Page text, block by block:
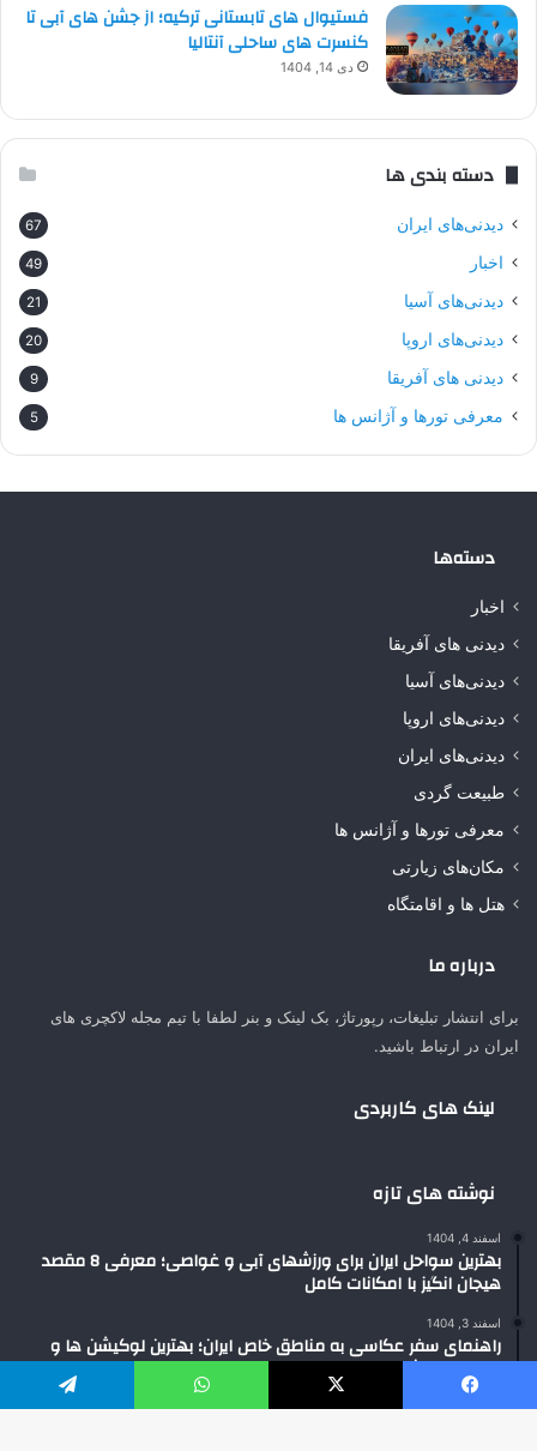
فستیوال های تابستانی ترکیه؛ از جشن های آبی تا
کنسرت های ساحلی آنتالیا
دی 14, 1404
دسته بندی ها
دیدنی‌های ایران 67
اخبار 49
دیدنی‌های آسیا 21
دیدنی‌های اروپا 20
دیدنی های آفریقا 9
معرفی تورها و آژانس ها 5
دسته‌ها
اخبار
دیدنی های آفریقا
دیدنی‌های آسیا
دیدنی‌های اروپا
دیدنی‌های ایران
طبیعت گردی
معرفی تورها و آژانس ها
مکان‌های زیارتی
هتل ها و اقامتگاه
درباره ما
برای انتشار تبلیغات، رپورتاژ، بک لینک و بنر لطفا با تیم مجله لاکچری های
ایران در ارتباط باشید.
لینک های کاربردی
نوشته های تازه
اسفند 4, 1404
بهترین سواحل ایران برای ورزشهای آبی و غواصی؛ معرفی 8 مقصد
هیجان انگیز با امکانات کامل
اسفند 3, 1404
راهنمای سفر عکاسی به مناطق خاص ایران؛ بهترین لوکیشن ها و
زمان طلایی ثبت تصاویر حرفه ای
اسفند 2, 1404فیسبوک X واتس آپ تلگرام